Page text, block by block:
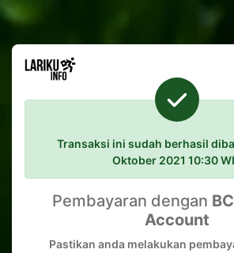
Transaksi ini sudah berhasil
Oktober 2021 10:30
Pembayaran dengan
Account
Pastikan anda melakukan